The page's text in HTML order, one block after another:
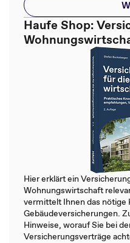
Haufe Shop:
Hier erklärt ein
Wohnungswirtschaft
vermittelt Ihnen das nötige
Gebäudeversicherungen.
Hinweise, worauf Sie bei
Versicherungsverträge